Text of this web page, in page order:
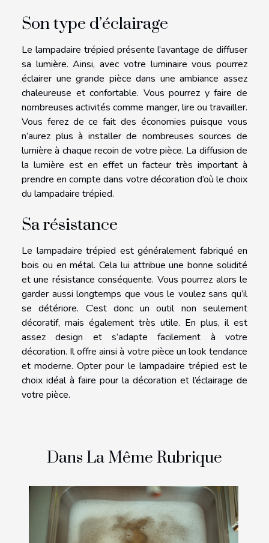
Son type d’éclairage
Le lampadaire trépied présente l’avantage de diffuser
sa lumière. Ainsi, avec votre luminaire vous pourrez
éclairer une grande pièce dans une ambiance assez
chaleureuse et confortable. Vous pourrez y faire de
nombreuses activités comme manger, lire ou travailler.
Vous ferez de ce fait des économies puisque vous
n’aurez plus à installer de nombreuses sources de
lumière à chaque recoin de votre pièce. La diffusion de
la lumière est en effet un facteur très important à
prendre en compte dans votre décoration d’où le choix
du lampadaire trépied.
Sa résistance
Le lampadaire trépied est généralement fabriqué en
bois ou en métal. Cela lui attribue une bonne solidité
et une résistance conséquente. Vous pourrez alors le
garder aussi longtemps que vous le voulez sans qu’il
se détériore. C’est donc un outil non seulement
décoratif, mais également très utile. En plus, il est
assez design et s’adapte facilement à votre
décoration. Il offre ainsi à votre pièce un look tendance
et moderne. Opter pour le lampadaire trépied est le
choix idéal à faire pour la décoration et l’éclairage de
votre pièce.
Dans La Même Rubrique